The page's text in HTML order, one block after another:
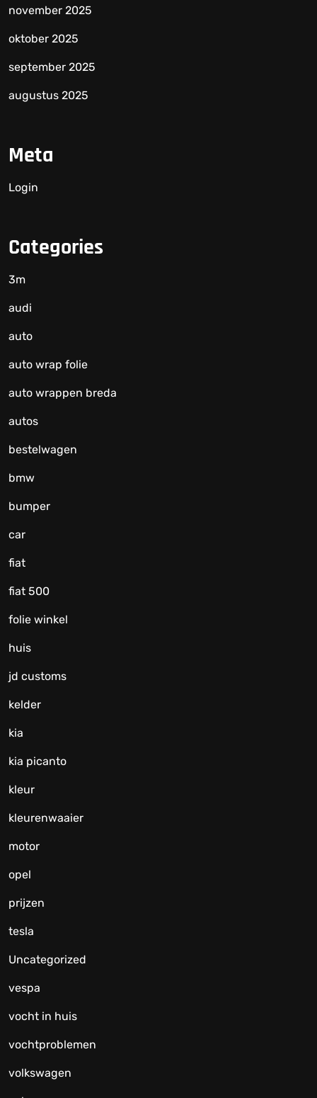
november 2025
oktober 2025
september 2025
augustus 2025
Meta
Login
Categories
3m
audi
auto
auto wrap folie
auto wrappen breda
autos
bestelwagen
bmw
bumper
car
fiat
fiat 500
folie winkel
huis
jd customs
kelder
kia
kia picanto
kleur
kleurenwaaier
motor
opel
prijzen
tesla
Uncategorized
vespa
vocht in huis
vochtproblemen
volkswagen